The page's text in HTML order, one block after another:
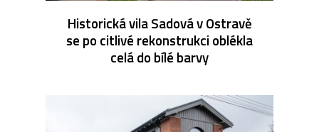
Historická vila Sadová v Ostravě
se po citlivé rekonstrukci oblékla
celá do bílé barvy